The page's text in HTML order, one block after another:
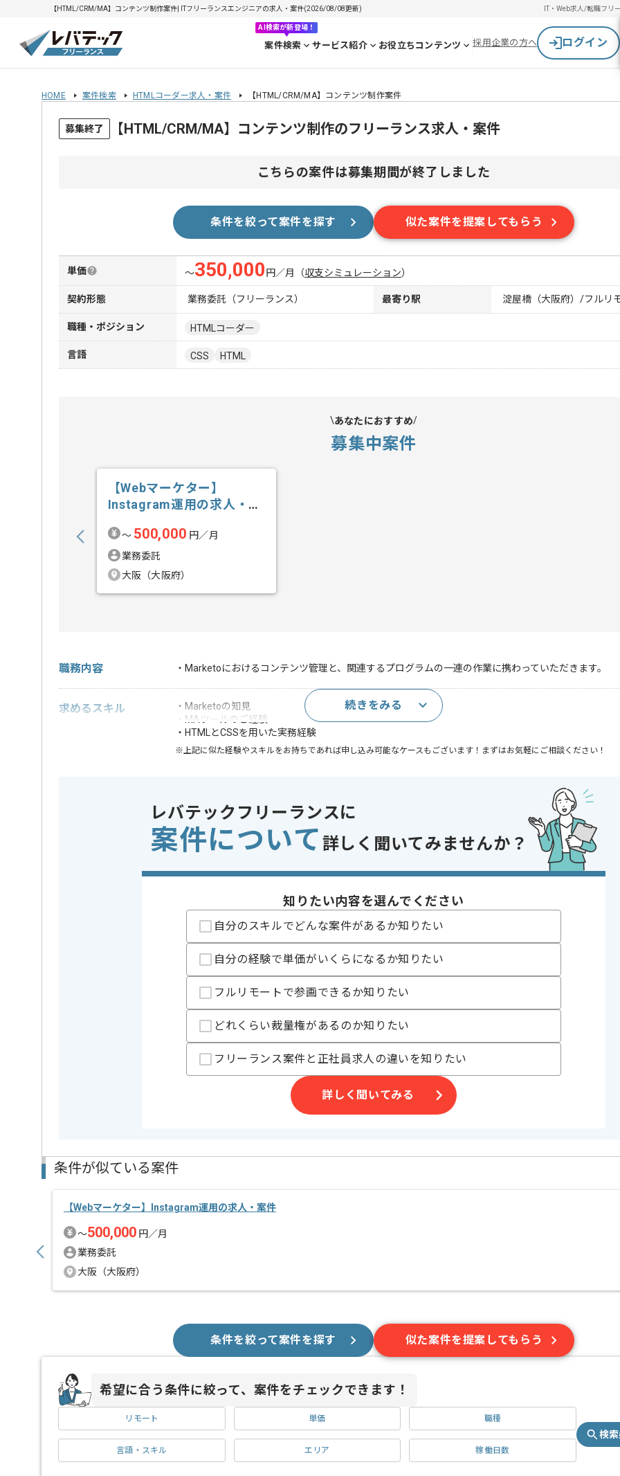
【HTML/CRM/MA】コンテンツ制作案件| ITフリーランスエンジニアの求人・案件(2026/08/08更新) IT・Web求人/転職フリ
AI検索が新登場！
案件検索 サービス紹介 お役立ちコンテンツ 採用企業の方へ ログイン
HOME 案件検索 HTMLコーダー求人・案件 【HTML/CRM/MA】コンテンツ制作案件
募集終了 【HTML/CRM/MA】コンテンツ制作のフリーランス求人・案件
こちらの案件は募集期間が終了しました
条件を絞って案件を探す 似た案件を提案してもらう
単価 〜350,000 円／月 （収支シミュレーション）
契約形態 業務委託（フリーランス） 最寄り駅 淀屋橋（大阪府）/フルリ
職種・ポジション HTMLコーダー
言語 CSS HTML
あなたにおすすめ
募集中案件
【Webマーケター】
Instagram運用の求人・案
〜 500,000 円／月
業務委託
大阪（大阪府）
職務内容 ・Marketoにおけるコンテンツ管理と、関連するプログラムの一連の作業に携わっていただきます。
求めるスキル
・Marketoの知見
・MAツールのご経験
・HTMLとCSSを用いた実務経験
※上記に似た経験やスキルをお持ちであれば申し込み可能なケースもございます！まずはお気軽にご相談ください！
精算条件
精算基準時間
140時間〜180時間
基本的にはフルリモートでの作業を見込んでおります。
ぜひ一度、ご商談で雰囲気等掴んでいただき、参画のご判断いただければ幸いです。
続きをみる
レバテックフリーランスに
案件について 詳しく聞いてみませんか？
知りたい内容を選んでください
自分のスキルでどんな案件があるか知りたい
自分の経験で単価がいくらになるか知りたい
フルリモートで参画できるか知りたい
どれくらい裁量権があるのか知りたい
フリーランス案件と正社員求人の違いを知りたい
詳しく聞いてみる
条件が似ている案件
【Webマーケター】Instagram運用の求人・案件
〜500,000 円／月
業務委託
大阪（大阪府）
条件を絞って案件を探す 似た案件を提案してもらう
希望に合う条件に絞って、案件をチェックできます！
リモート 単価 職種
言語・スキル エリア 稼働日数
検